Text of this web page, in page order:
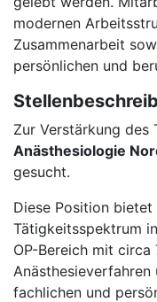
modernen
Zusammenarbeit
persönlichen und
Zur Verstärkung des
Anästhesiologie
gesucht.
Diese Position
Tätigkeitsspektrum
OP-Bereich mit
fachlichen und